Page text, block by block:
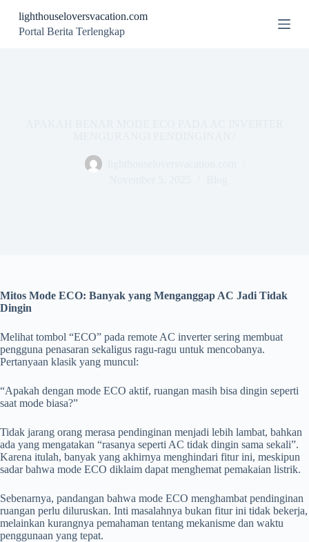
S
k
lighthouseloversvacation.com
Portal Berita Terlengkap
Mitos Mode ECO: Banyak yang Menganggap AC Jadi Tidak
Dingin
Melihat tombol “ECO” pada remote AC inverter sering membuat
pengguna penasaran sekaligus ragu-ragu untuk mencobanya.
Pertanyaan klasik yang muncul:
“Apakah dengan mode ECO aktif, ruangan masih bisa dingin seperti
saat mode biasa?”
Tidak jarang orang merasa pendinginan menjadi lebih lambat, bahkan
ada yang mengatakan “rasanya seperti AC tidak dingin sama sekali”.
Karena itulah, banyak yang akhirnya menghindari fitur ini, meskipun
sadar bahwa mode ECO diklaim dapat menghemat pemakaian listrik.
Sebenarnya, pandangan bahwa mode ECO menghambat pendinginan
ruangan perlu diluruskan. Inti masalahnya bukan fitur ini tidak bekerja,
melainkan kurangnya pemahaman tentang mekanisme dan waktu
penggunaan yang tepat.